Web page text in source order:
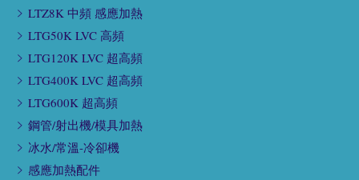
LTZ8K 中頻 感應加熱
LTG50K LVC 高頻
LTG120K LVC 超高頻
LTG400K LVC 超高頻
LTG600K 超高頻
鋼管/射出機/模具加熱
冰水/常溫-冷卻機
感應加熱配件